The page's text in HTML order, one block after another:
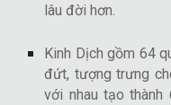
lâu đời hơn.
Kinh Dịch gồm 64
đứt, tượng trưng
với nhau tạo thành